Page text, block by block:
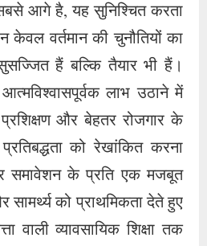
आगे है, यह सुनिश्चित करता
केवल वर्तमान की चुनौतियों का
हैं बल्कि तैयार भी हैं।
लाभ उठाने में
और बेहतर रोजगार के
को रेखांकित करना
समावेशन के प्रति एक मजबूत
सामर्थ्य को प्राथमिकता देते हुए
वाली व्यावसायिक शिक्षा तक